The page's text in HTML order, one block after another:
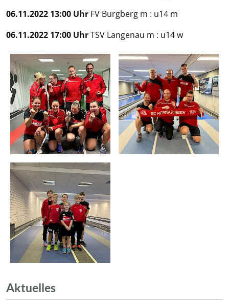
06.11.2022 13:00 Uhr FV Burgberg m : u14 m
06.11.2022 17:00 UhrTSV Langenau m : u14 w
Aktuelles